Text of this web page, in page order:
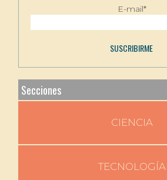
E-mail*
Secciones
CIENCIA
TECNOLOGÍA